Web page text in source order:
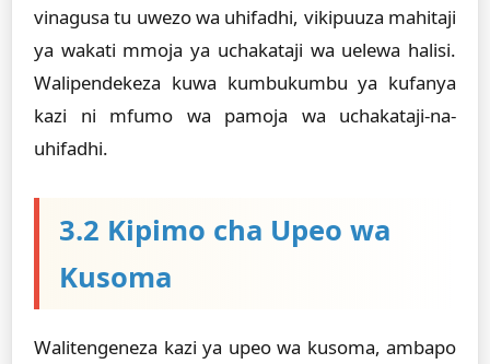
vinagusa tu uwezo wa uhifadhi, vikipuuza mahitaji
ya wakati mmoja ya uchakataji wa uelewa halisi.
Walipendekeza kuwa kumbukumbu ya kufanya
kazi ni mfumo wa pamoja wa uchakataji-na-
uhifadhi.
3.2 Kipimo cha Upeo wa
Kusoma
Walitengeneza kazi ya upeo wa kusoma, ambapo